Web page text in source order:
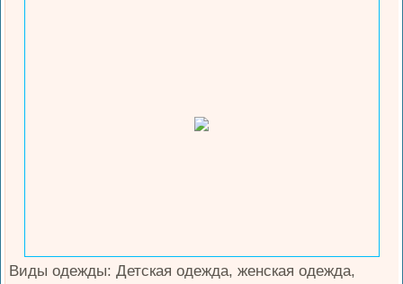
Виды одежды: Детская одежда, женская одежда,